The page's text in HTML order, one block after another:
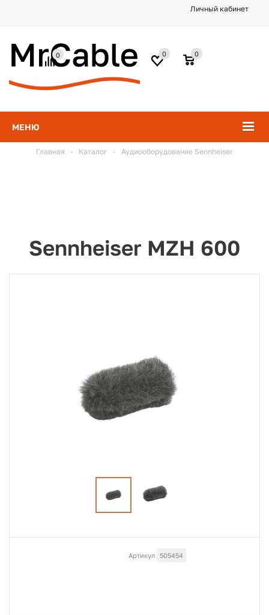
Личный кабинет
МЕНЮ
0
0
0
Главная - Каталог - Аудиооборудование Sennheiser
Sennheiser MZH 600
Артикул 505454